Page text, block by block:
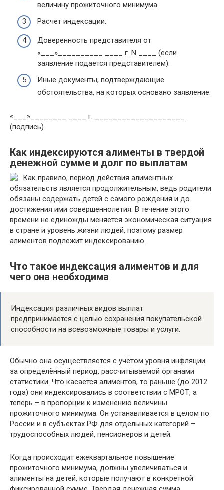
величину прожиточного минимума.
Расчет индексации.
Доверенность представителя от
«___»__________ ____ г. N ____ (если
заявление подается представителем).
Иные документы, подтверждающие
обстоятельства, на которых основано заявление.
«___»________ ____ г. ____________________
(подпись).
Как индексируются алименты в твердой
денежной сумме и долг по выплатам
Как правило, период действия алиментных
обязательств является продолжительным, ведь родители
обязаны содержать детей с самого рождения и до
достижения ими совершеннолетия. В течение этого
времени не единожды меняется экономическая ситуация
в стране и уровень жизни людей, поэтому размер
алиментов подлежит индексированию.
Что такое индексация алиментов и для
чего она необходима
Индексация различных видов выплат
предпринимается с целью сохранения покупательской
способности на всевозможные товары и услуги.
Обычно она осуществляется с учётом уровня инфляции
за определённый период, рассчитываемой органами
статистики. Что касается алиментов, то раньше (до 2012
года) они индексировались в соответствии с МРОТ, а
теперь – в пропорции к изменению величины
прожиточного минимума. Он устанавливается в целом по
России и в субъектах РФ для отдельных категорий –
трудоспособных людей, пенсионеров и детей.
Когда происходит ежеквартальное повышение
прожиточного минимума, должны увеличиваться и
алименты на детей, которые получают в конкретной